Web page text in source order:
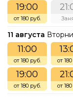
19:00
от 180 руб.
11 августа
11:00
от 180 руб. от
19:00
от 180 руб. от